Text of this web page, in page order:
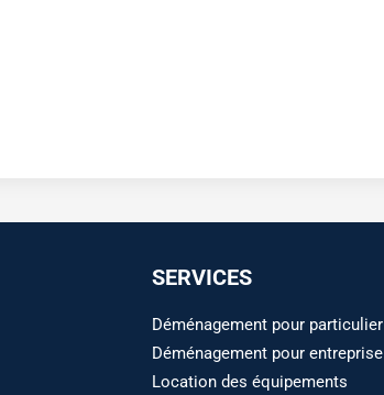
SERVICES
Déménagement pour particulier
Déménagement pour entreprise
Location des équipements